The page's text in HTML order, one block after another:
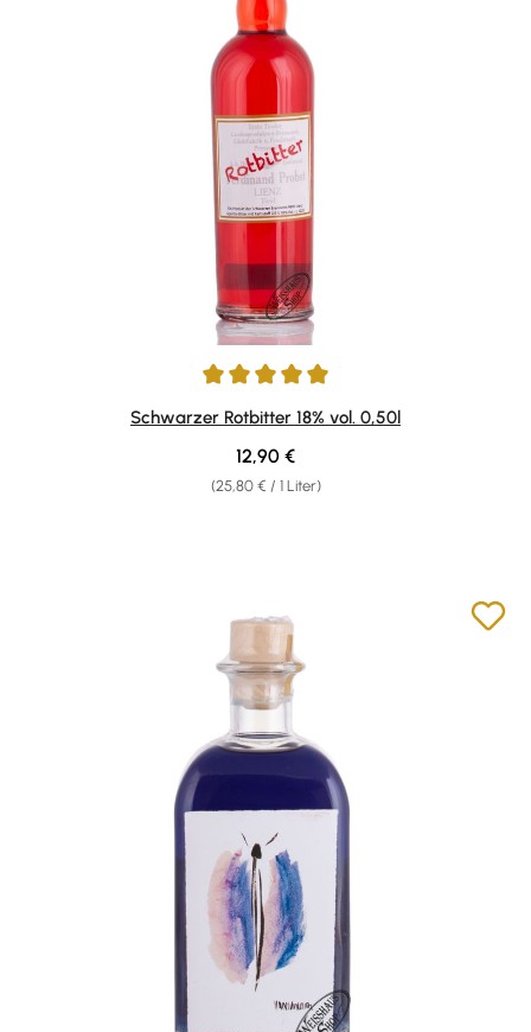
Durchschnittliche Bewertung von 5 von 5 Sternen
Schwarzer Rotbitter 18% vol. 0,50l
(25,80 € / 1 Liter)
Regulärer Preis:
12,90 €